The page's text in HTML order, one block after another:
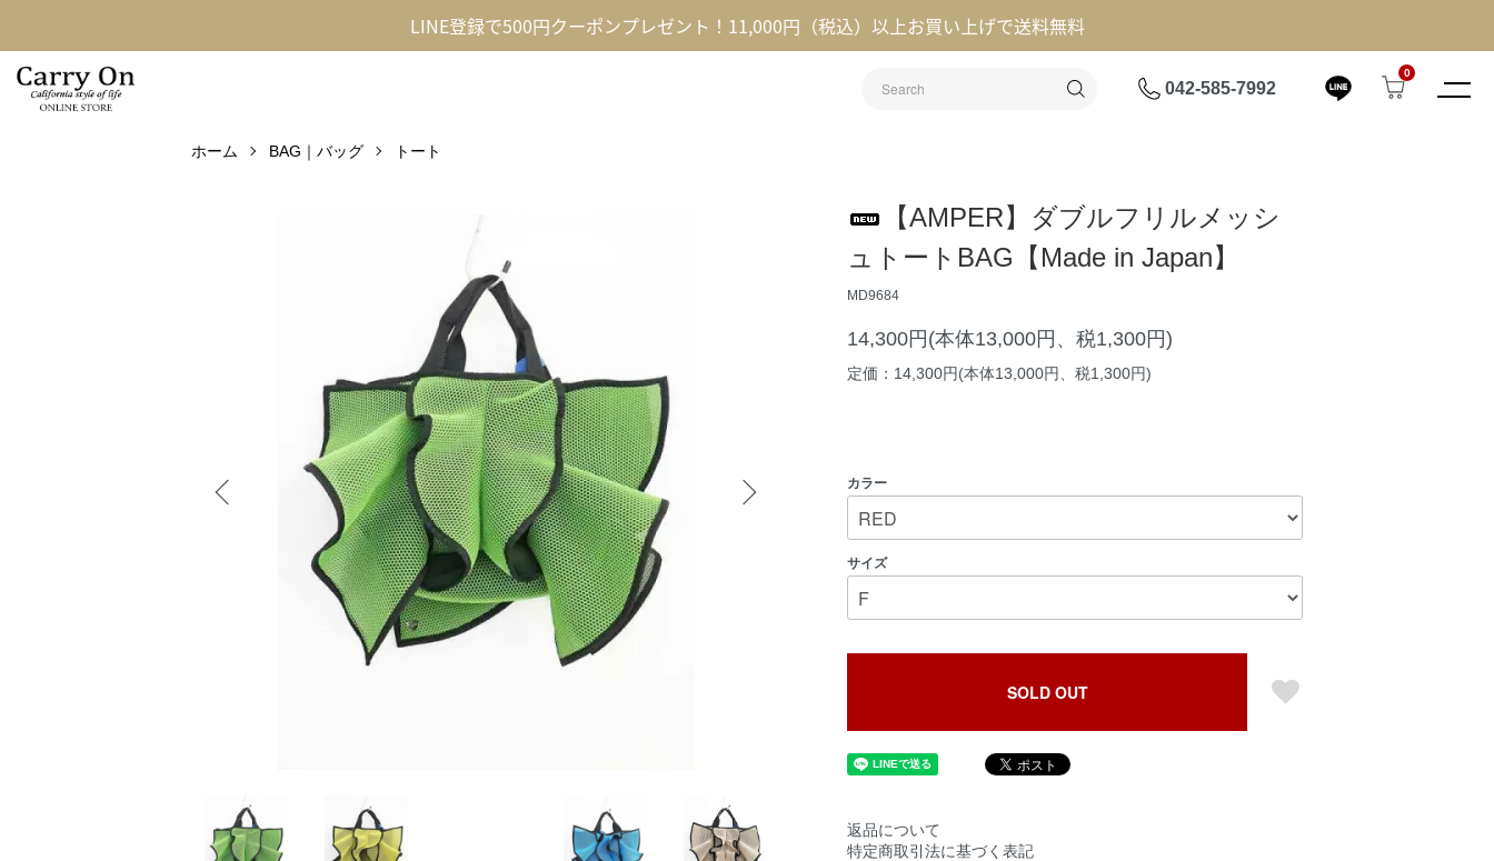
LINE登録で500円クーポンプレゼント！11,000円（税込）以上お買い上げで送料無料
042-585-7992
0
ホーム BAG｜バッグ トート
【AMPER】ダブルフリルメッシ
ュトートBAG【Made in Japan】
MD9684
14,300円(本体13,000円、税1,300円)
定価：14,300円(本体13,000円、税1,300円)
カラー
サイズ
SOLD OUT
返品について
特定商取引法に基づく表記